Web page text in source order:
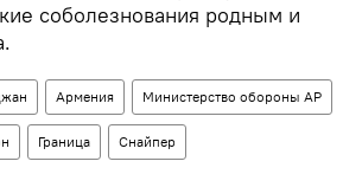
соболезнования родным и
Армения Министерство обороны АР
Граница Снайпер